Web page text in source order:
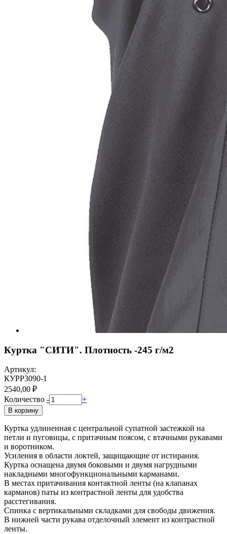
Куртка "СИТИ". Плотность -245 г/м2
Артикул:
КУРР3090-1
2540,00 ₽
Количество - +
В корзину
Куртка удлиненная с центральной супатной застежкой на
петли и пуговицы, с притачным поясом, с втачными рукавами
и воротником.
Усиления в области локтей, защищающие от истирания.
Куртка оснащена двумя боковыми и двумя нагрудными
накладными многофункциональными карманами.
В местах притачивания контактной ленты (на клапанах
карманов) паты из контрастной ленты для удобства
расстегивания.
Спинка с вертикальными складками для свободы движения.
В нижней части рукава отделочный элемент из контрастной
ленты.